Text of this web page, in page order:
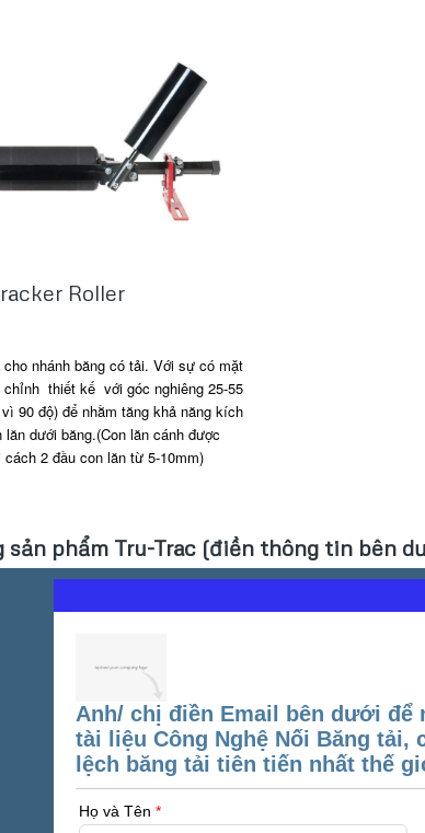
Roller
nhánh băng có tải. Với sự có mặt
chỉnh thiết kế với góc nghiêng 25-55
90 độ) để nhằm tăng khả năng kích
dưới băng.(Con lăn cánh được
2 đầu con lăn từ 5-10mm)
sản phẩm Tru-Trac (điền thông tin bên